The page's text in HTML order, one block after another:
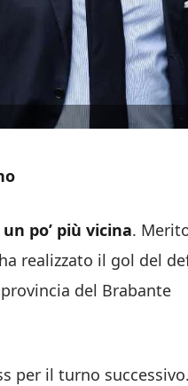
po’ più vicina.
realizzato il gol del
del Brabante
per il turno